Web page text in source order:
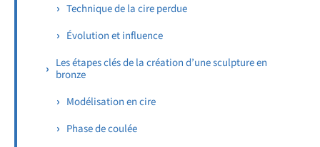
Technique de la cire perdue
Évolution et influence
Les étapes clés de la création d’une sculpture en
bronze
Modélisation en cire
Phase de coulée